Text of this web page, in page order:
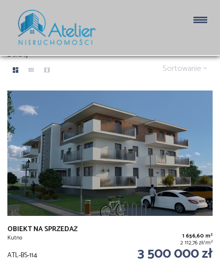
OBIEKTY NA SPRZEDAŻ
2 oferty
Sortowanie
OBIEKT NA SPRZEDAŻ
Kutno 1 656,60 m2
2 112,76 zł/m2
ATL-BS-114 3 500 000 zł